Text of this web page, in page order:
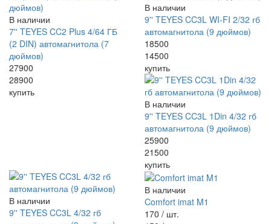
В наличии
7'' TEYES CC2 Plus 4/64 ГБ
(2 DIN) автомагнитола (7
дюймов)
27900
28900
купить
В наличии
9'' TEYES CC3L WI-FI 2/32 гб
автомагнитола (9 дюймов)
18500
14500
купить
В наличии
9'' TEYES CC3L 1Din 4/32 гб
автомагнитола (9 дюймов)
25900
21500
купить
В наличии
9'' TEYES CC3L 4/32 гб
В наличии
Comfort imat M1
170 / шт.